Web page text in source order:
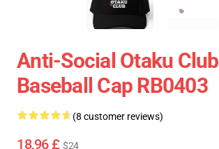
Anti-Social Otaku Club
Baseball Cap RB0403
(8 customer reviews)
18,96 £ $24